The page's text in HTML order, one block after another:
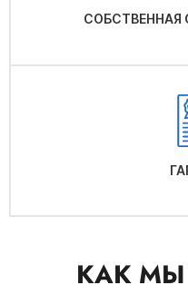
СОБСТВЕННАЯ
КАК МЫ